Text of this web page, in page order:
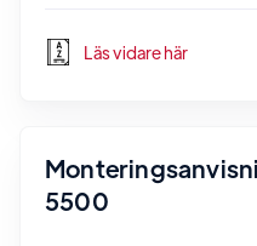
Läs vidare här
5500